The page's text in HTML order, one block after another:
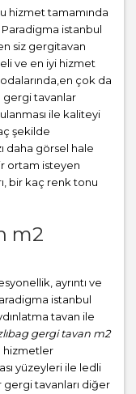
hizmet tamamında
Paradigma istanbul
siz gergitavan
ve en iyi hizmet
çok da
gergi tavanlar
ile kaliteyi
şekilde
daha görsel hale
ortam isteyen
bir kaç renk tonu
m2
ayrıntı ve
istanbul
tavan ile
gergi tavan m2
hizmetler
yüzeyleri ile ledli
gergi tavanları diğer